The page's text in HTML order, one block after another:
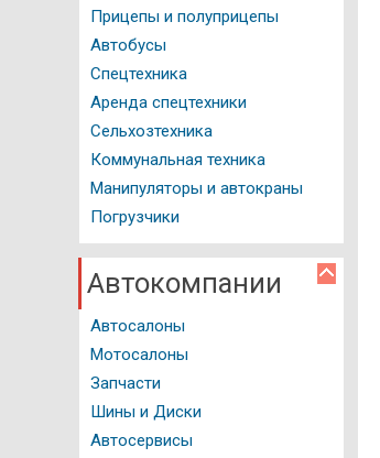
Прицепы и полуприцепы
Автобусы
Спецтехника
Аренда спецтехники
Сельхозтехника
Коммунальная техника
Манипуляторы и автокраны
Погрузчики
Автокомпании
Автосалоны
Мотосалоны
Запчасти
Шины и Диски
Автосервисы
Автостоянки
Автозаправочные станции
Нотариальные конторы
Регистрация ТС
Техосмотр
Справочник мотоциклиста
История автомобиля
Вопрос - Ответ
Авторейтинги
Тест драйвы